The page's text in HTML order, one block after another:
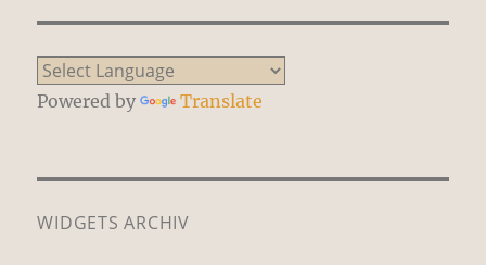
Powered by Translate
WIDGETS ARCHIV